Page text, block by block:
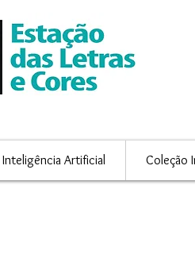
Inteligência Artificial Coleção